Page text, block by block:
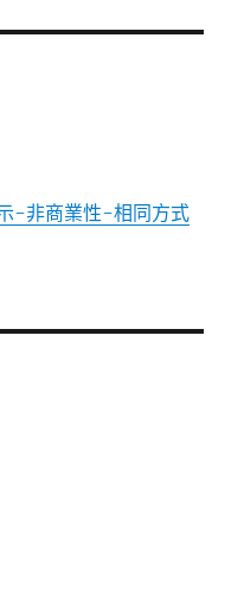
-非商業性-相同方式